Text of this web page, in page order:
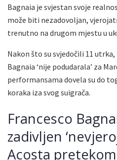
Bagnaia je svjestan svoje
može biti nezadovoljan,
trenutno na drugom mjestu u
Nakon što su svjedočili 11
Bagnaia ‘nije podudarala’ za
performansama dovela su do
koraka iza svog suigrača.
Francesco
zadivljen
Acosta